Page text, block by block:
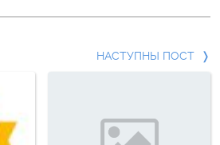
НАСТУПНЫ ПОСТ